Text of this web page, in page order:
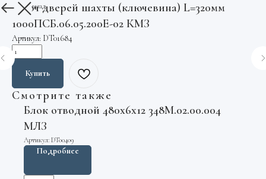
Вернуться назад
Ключ дверей шахты (ключевина) L=320мм
1000ПСБ.06.05.200Е-02 КМЗ
Артикул: DT01684
Купить
Смотрите также
Блок отводной 480х6х12 348М.02.00.004
МЛЗ
Артикул: DT00409
Подробнее